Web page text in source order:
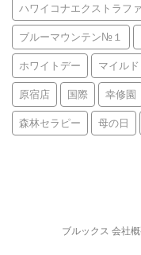
ハワイコナエクストラフ
ブルーマウンテン№１
ホワイトデー マイル
原宿店 国際 幸修園
森林セラピー 母の日
ブルックス 会社